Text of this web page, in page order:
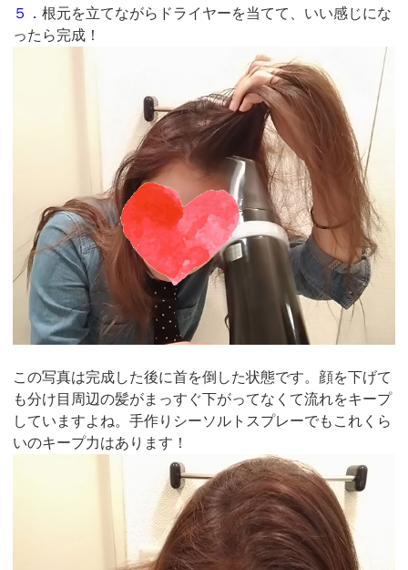
５．根元を立てながらドライヤーを当てて、いい感じにな
ったら完成！
この写真は完成した後に首を倒した状態です。顔を下げて
も分け目周辺の髪がまっすぐ下がってなくて流れをキープ
していますよね。手作りシーソルトスプレーでもこれくら
いのキープ力はあります！